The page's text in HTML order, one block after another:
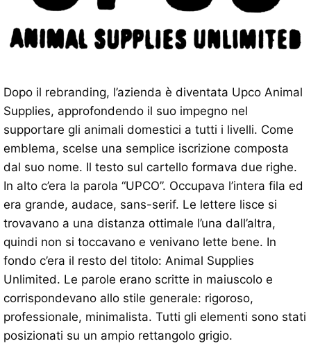
Dopo il rebranding, l’azienda è diventata Upco Animal
Supplies, approfondendo il suo impegno nel
supportare gli animali domestici a tutti i livelli. Come
emblema, scelse una semplice iscrizione composta
dal suo nome. Il testo sul cartello formava due righe.
In alto c’era la parola “UPCO”. Occupava l’intera fila ed
era grande, audace, sans-serif. Le lettere lisce si
trovavano a una distanza ottimale l’una dall’altra,
quindi non si toccavano e venivano lette bene. In
fondo c’era il resto del titolo: Animal Supplies
Unlimited. Le parole erano scritte in maiuscolo e
corrispondevano allo stile generale: rigoroso,
professionale, minimalista. Tutti gli elementi sono stati
posizionati su un ampio rettangolo grigio.